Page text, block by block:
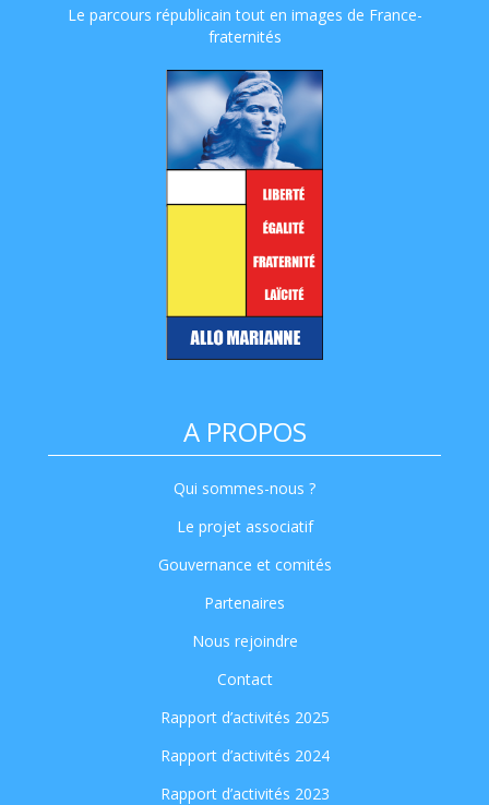
Le parcours républicain tout en images de France-
fraternités
A PROPOS
Qui sommes-nous ?
Le projet associatif
Gouvernance et comités
Partenaires
Nous rejoindre
Contact
Rapport d’activités 2025
Rapport d’activités 2024
Rapport d’activités 2023